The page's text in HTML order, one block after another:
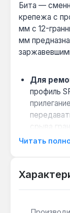
Бита —
крепежа с
мм с 12-
мм
Для
профиль
срыва
крепежа
Читать